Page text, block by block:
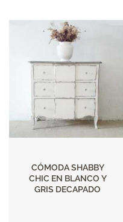
CÓMODA SHABBY
CHIC EN BLANCO Y
GRIS DECAPADO